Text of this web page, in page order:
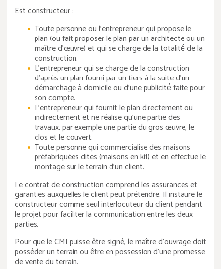
Est constructeur :
Toute personne ou l'entrepreneur qui propose le
plan (ou fait proposer le plan par un architecte ou un
maître d'œuvre) et qui se charge de la totalité́ de la
construction.
L'entrepreneur qui se charge de la construction
d'après un plan fourni par un tiers à la suite d'un
démarchage à domicile ou d'une publicité́ faite pour
son compte.
L'entrepreneur qui fournit le plan directement ou
indirectement et ne réalise qu'une partie des
travaux, par exemple une partie du gros œuvre, le
clos et le couvert.
Toute personne qui commercialise des maisons
préfabriquées dites (maisons en kit) et en effectue le
montage sur le terrain d'un client.
Le contrat de construction comprend les assurances et
garanties auxquelles le client peut prétendre. Il instaure le
constructeur comme seul interlocuteur du client pendant
le projet pour faciliter la communication entre les deux
parties.
Pour que le CMI puisse être signé, le maître d'ouvrage doit
posséder un terrain ou être en possession d'une promesse
de vente du terrain.